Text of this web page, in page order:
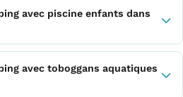
avec piscine enfants dans
avec toboggans aquatiques